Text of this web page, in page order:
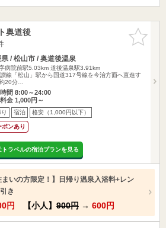
お気に入
りに追加
奥道後
/ 松山市 / 奥道後温泉
病院前駅5.03km 道後温泉駅3.91km
線「松山」駅から国道317号線を今治方面へ直進す
20分…
間 8:00～24:00
金 1,000円～
宿泊 格安（1,000円以下）
ポンあり
トラベルの宿泊プランを見る
まいの方限定！】日帰り温泉入浴料+レン
き
円 【小人】 900円 → 600円